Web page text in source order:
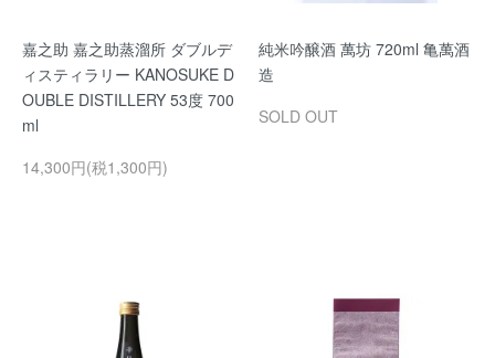
嘉之助 嘉之助蒸溜所 ダブルデ
ィスティラリー KANOSUKE D
OUBLE DISTILLERY 53度 700
ml
14,300円(税1,300円)
純米吟醸酒 萬坊 720ml 亀萬酒
造
SOLD OUT